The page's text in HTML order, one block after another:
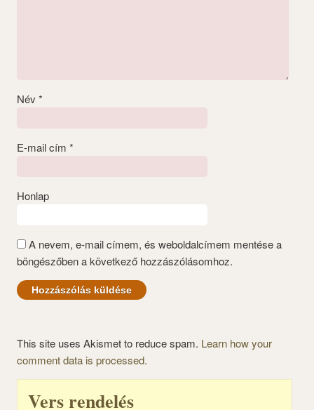
Név *
E-mail cím *
Honlap
A nevem, e-mail címem, és weboldalcímem mentése a
böngészőben a következő hozzászólásomhoz.
This site uses Akismet to reduce spam. Learn how your
comment data is processed.
Vers rendelés